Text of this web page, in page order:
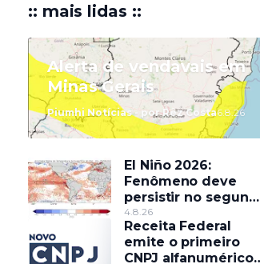
:: mais lidas ::
Alerta de vendavais em
Minas Gerais
Piumhi Notícias - por Rêz Costa6.8.26
El Niño 2026:
Fenômeno deve
persistir no segundo
semestre e pode
alterar o regime de
chuvas
4.8.26
Receita Federal
emite o primeiro
CNPJ alfanumérico